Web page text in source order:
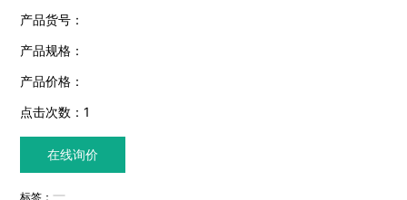
产品货号：
产品规格：
产品价格：
点击次数：1
在线询价
标签：